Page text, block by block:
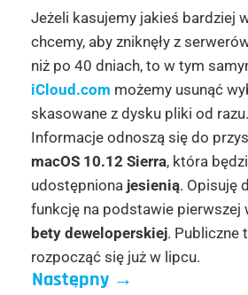
Jeżeli kasujemy jakieś bardziej
chcemy, aby zniknęły z
niż po 40 dniach, to w tym
iCloud.com możemy usunąć
skasowane z dysku pliki od razu.
Informacje odnoszą się do
macOS 10.12 Sierra, która
udostępniona jesienią. Opisuję
funkcję na podstawie pierwszej
bety deweloperskiej. Publiczne
rozpocząć się już w lipcu.
Następny→